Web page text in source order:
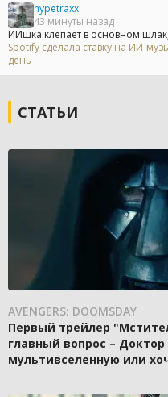
hypetraxx
43 минуты назад
ИИшка клепает в основном
Spotify сделала ставку на ИИ-
день
СТАТЬИ
AVENGERS: DOOMSDAY
Первый трейлер
главный вопрос –
мультивселенную или